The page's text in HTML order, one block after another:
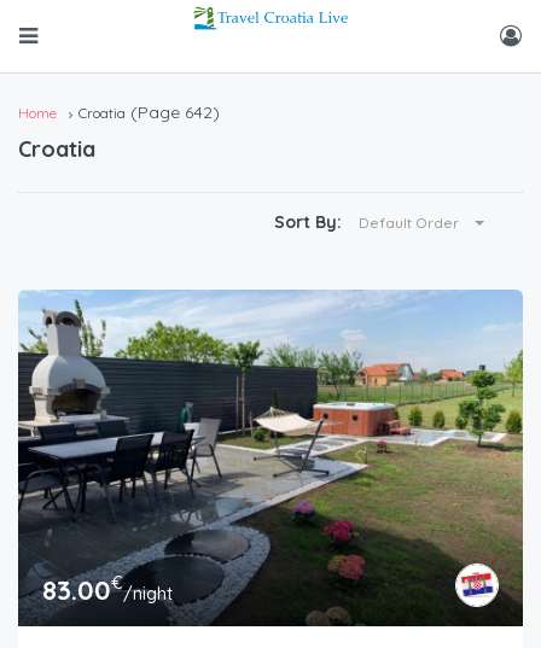
Home Croatia (Page 642)
Croatia
Sort By: Default Order
83.00€/night